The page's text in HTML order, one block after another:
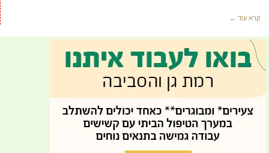
קרא עוד ←